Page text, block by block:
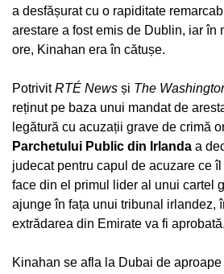
a desfășurat cu o rapiditate
arestare a fost emis de Dublin, iar în
ore, Kinahan era în cătușe.
PotrivitRTÉ News și The
reținut pe baza unui mandat de
legătură cu acuzații grave de crimă
Parchetului Public din Irlanda a
judecat pentru capul de acuzare ce
face din el primul lider al unui cartel
ajunge în fața unui tribunal irlandez,
extrădarea din Emirate va fi aprobată.
Kinahan se afla la Dubai de